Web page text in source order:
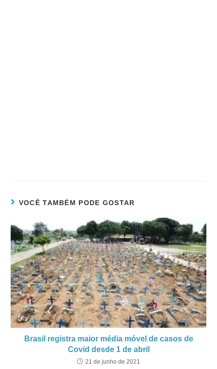
VOCÊ TAMBÉM PODE GOSTAR
Brasil registra maior média móvel de casos de
Covid desde 1 de abril
21 de junho de 2021